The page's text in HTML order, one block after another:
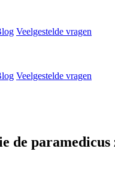
Veelgestelde vragen
Veelgestelde vragen
de paramedicus